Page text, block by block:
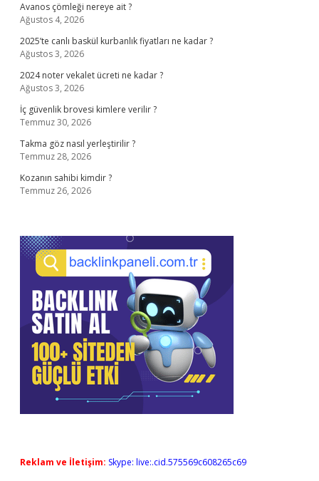
Avanos çömleği nereye ait ?
Ağustos 4, 2026
2025’te canlı baskül kurbanlık fiyatları ne kadar ?
Ağustos 3, 2026
2024 noter vekalet ücreti ne kadar ?
Ağustos 3, 2026
İç güvenlik brovesi kimlere verilir ?
Temmuz 30, 2026
Takma göz nasıl yerleştirilir ?
Temmuz 28, 2026
Kozanın sahibi kimdir ?
Temmuz 26, 2026
Reklam ve İletişim: Skype: live:.cid.575569c608265c69